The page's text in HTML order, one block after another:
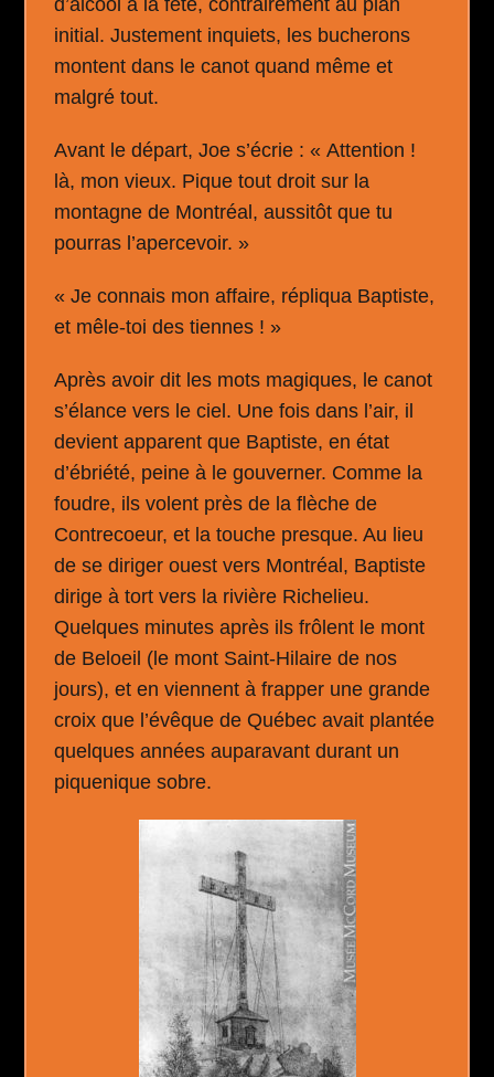
d’alcool à la fête, contrairement au plan
initial. Justement inquiets, les bucherons
montent dans le canot quand même et
malgré tout.
Avant le départ, Joe s’écrie : « Attention !
là, mon vieux. Pique tout droit sur la
montagne de Montréal, aussitôt que tu
pourras l’apercevoir. »
« Je connais mon affaire, répliqua Baptiste,
et mêle-toi des tiennes ! »
Après avoir dit les mots magiques, le canot
s’élance vers le ciel. Une fois dans l’air, il
devient apparent que Baptiste, en état
d’ébriété, peine à le gouverner. Comme la
foudre, ils volent près de la flèche de
Contrecoeur, et la touche presque. Au lieu
de se diriger ouest vers Montréal, Baptiste
dirige à tort vers la rivière Richelieu.
Quelques minutes après ils frôlent le mont
de Beloeil (le mont Saint-Hilaire de nos
jours), et en viennent à frapper une grande
croix que l’évêque de Québec avait plantée
quelques années auparavant durant un
piquenique sobre.